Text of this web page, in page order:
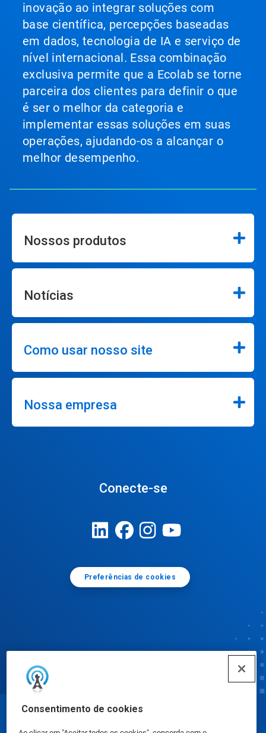
Consentimento de cookies
inovação ao integrar soluções com
base científica, percepções baseadas
em dados, tecnologia de IA e serviço de
nível internacional. Essa combinação
exclusiva permite que a Ecolab se torne
parceira dos clientes para definir o que
é ser o melhor da categoria e
implementar essas soluções em suas
operações, ajudando-os a alcançar o
melhor desempenho.
Nossos produtos
Notícias
Como usar nosso site
Nossa empresa
Conecte-se
Preferências de cookies